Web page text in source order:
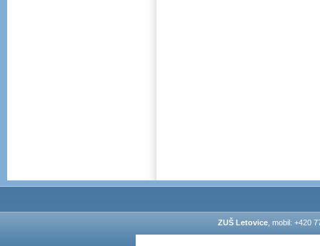
ZUŠ Letovice, mobil: +420